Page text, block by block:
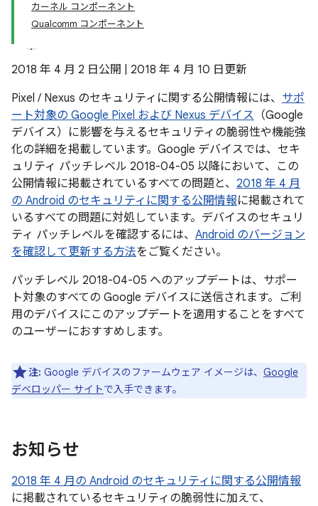
カーネル コンポーネント
Qualcomm コンポーネント
2018 年 4 月 2 日公開 | 2018 年 4 月 10 日更新
Pixel / Nexus のセキュリティに関する公開情報には、 サポ
ート対象の Google Pixel および Nexus デバイス （Google
デバイス）に影響を与えるセキュリティの脆弱性や機能強
化の詳細を掲載しています。Google デバイスでは、セキ
ュリティ パッチレベル 2018-04-05 以降において、この
公開情報に掲載されているすべての問題と、 2018 年 4 月
の Android のセキュリティに関する公開情報に掲載されて
いるすべての問題に対処しています。デバイスのセキュリ
ティ パッチレベルを確認するには、 Android のバージョン
を確認して更新する方法をご覧ください。
パッチレベル 2018-04-05 へのアップデートは、サポー
ト対象のすべての Google デバイスに送信されます。ご利
用のデバイスにこのアップデートを適用することをすべて
のユーザーにおすすめします。
注: Google デバイスのファームウェア イメージは、 Google
デベロッパー サイトで入手できます。
お知らせ
2018 年 4 月の Android のセキュリティに関する公開情報
に掲載されているセキュリティの脆弱性に加えて、